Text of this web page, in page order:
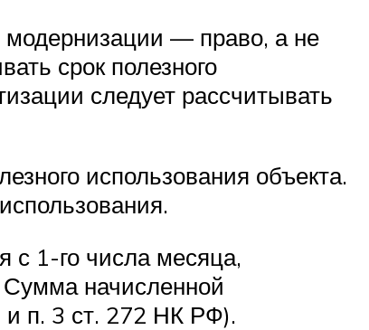
модернизации — право, а не
срок полезного
следует рассчитывать
использования объекта.
с 1-го числа месяца,
начисленной
и п. 3 ст. 272 НК РФ).